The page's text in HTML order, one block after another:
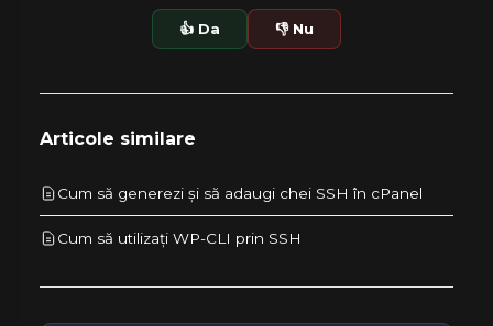
👍 Da 👎 Nu
Articole similare
Cum să generezi și să adaugi chei SSH în cPanel
Cum să utilizați WP-CLI prin SSH